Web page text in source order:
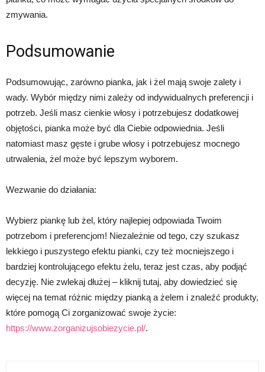
zmywania.
Podsumowanie
Podsumowując, zarówno pianka, jak i żel mają swoje zalety i
wady. Wybór między nimi zależy od indywidualnych preferencji i
potrzeb. Jeśli masz cienkie włosy i potrzebujesz dodatkowej
objętości, pianka może być dla Ciebie odpowiednia. Jeśli
natomiast masz gęste i grube włosy i potrzebujesz mocnego
utrwalenia, żel może być lepszym wyborem.
Wezwanie do działania:
Wybierz piankę lub żel, który najlepiej odpowiada Twoim
potrzebom i preferencjom! Niezależnie od tego, czy szukasz
lekkiego i puszystego efektu pianki, czy też mocniejszego i
bardziej kontrolującego efektu żelu, teraz jest czas, aby podjąć
decyzję. Nie zwlekaj dłużej – kliknij tutaj, aby dowiedzieć się
więcej na temat różnic między pianką a żelem i znaleźć produkty,
które pomogą Ci zorganizować swoje życie:
https://www.zorganizujsobiezycie.pl/.